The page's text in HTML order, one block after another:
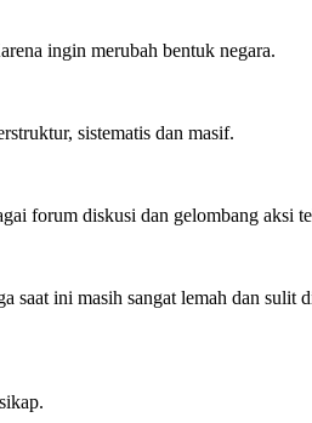
ingin merubah bentuk negara.
sistematis dan masif.
forum diskusi dan gelombang aksi
ini masih sangat lemah dan sulit